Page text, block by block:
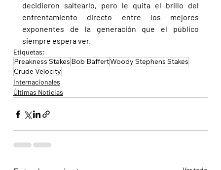
decidieron saltearlo, pero le quita el brillo del
enfrentamiento directo entre los mejores
exponentes de la generación que el público
siempre espera ver.
Etiquetas:
Preakness Stakes Bob BaffertWoody Stephens Stakes
Crude Velocity
Internacionales
Últimas Noticias